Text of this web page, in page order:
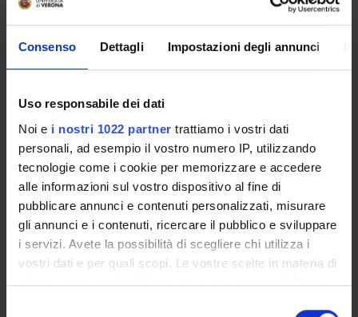
Consenso Dettagli Impostazioni degli annunci
Uso responsabile dei dati
Noi e i nostri 1022 partner trattiamo i vostri dati
personali, ad esempio il vostro numero IP, utilizzando
tecnologie come i cookie per memorizzare e accedere
alle informazioni sul vostro dispositivo al fine di
pubblicare annunci e contenuti personalizzati, misurare
gli annunci e i contenuti, ricercare il pubblico e sviluppare
i servizi. Avete la possibilità di scegliere chi utilizza i
vostri dati e per quali scopi. Le vostre scelte in materia di
privacy sono applicabili solo su questa proprietà digitale
all'insegnamento Diritto pubblico comparato.
DOTTORATI DI RICERCA E FORMAZIONE
SUPERIORE
Contatti
Persone
Luoghi
Calendario